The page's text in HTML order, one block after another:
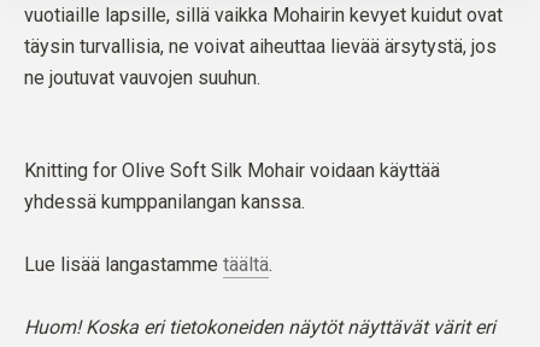
vuotiaille lapsille, sillä vaikka Mohairin kevyet kuidut ovat
täysin turvallisia, ne voivat aiheuttaa lievää ärsytystä, jos
ne joutuvat vauvojen suuhun.
Knitting for Olive Soft Silk Mohair voidaan käyttää
yhdessä kumppanilangan kanssa.
Lue lisää langastamme täältä.
Huom! Koska eri tietokoneiden näytöt näyttävät värit eri